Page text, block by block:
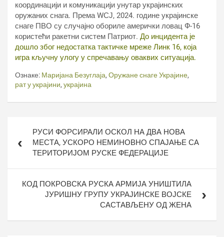
координацији и комуникацији унутар украјинских
оружаних снага. Према WСЈ, 2024. године украјинске
снаге ПВО су случајно обориле амерички ловац Ф-16
користећи ракетни систем Патриот. До инцидента је
дошло због недостатка тактичке мреже Линк 16, која
игра кључну улогу у спречавању оваквих ситуација.
Ознаке: Маријана Безуглаја, Оружане снаге Украјине,
рат у украјини, украјина
чланкаРУСИ ФОРСИРАЛИ ОСКОЛ НА ДВА НОВА
МЕСТА, УСКОРО НЕМИНОВНО СПАЈАЊЕ СА
ТЕРИТОРИЈОМ РУСКЕ ФЕДЕРАЦИЈЕ
КОД ПОКРОВСКА РУСКА АРМИЈА УНИШТИЛА
ЈУРИШНУ ГРУПУ УКРАЈИНСКЕ ВОЈСКЕ
САСТАВЉЕНУ ОД ЖЕНА